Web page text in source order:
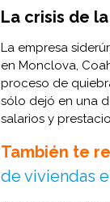
La crisis de
La empresa
en Monclova,
proceso de
sólo dejó en una
salarios y
También te
de viviendas